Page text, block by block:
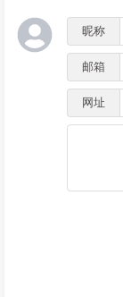
昵称
邮箱
网址